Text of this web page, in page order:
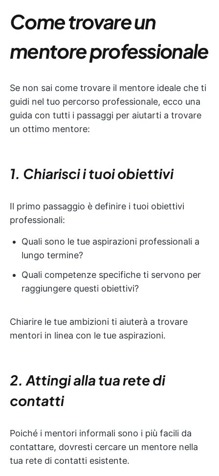
Come trovare un
mentore professionale
Se non sai come trovare il mentore ideale che ti
guidi nel tuo percorso professionale, ecco una
guida con tutti i passaggi per aiutarti a trovare
un ottimo mentore:
1. Chiarisci i tuoi obiettivi
Il primo passaggio è definire i tuoi obiettivi
professionali:
Quali sono le tue aspirazioni professionali a
lungo termine?
Quali competenze specifiche ti servono per
raggiungere questi obiettivi?
Chiarire le tue ambizioni ti aiuterà a trovare
mentori in linea con le tue aspirazioni.
2. Attingi alla tua rete di
contatti
Poiché i mentori informali sono i più facili da
contattare, dovresti cercare un mentore nella
tua rete di contatti esistente.